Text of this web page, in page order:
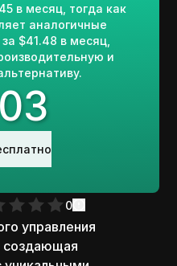
в месяц, тогда как
аналогичные
$41.48 в месяц,
и
0
управления
создающая